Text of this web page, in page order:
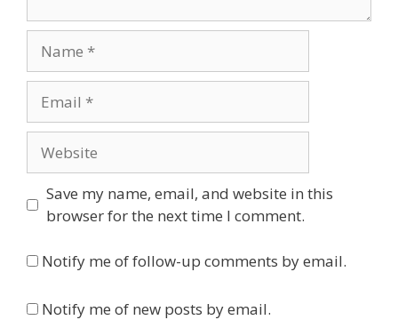
Save my name, email, and website in this
browser for the next time I comment.
Notify me of follow-up comments by email.
Notify me of new posts by email.